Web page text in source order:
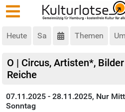
Heute Sa Themen
O | Circus, Artisten*,
Reiche
07.11.2025 - 28.11.2025, Nur
Sonntag